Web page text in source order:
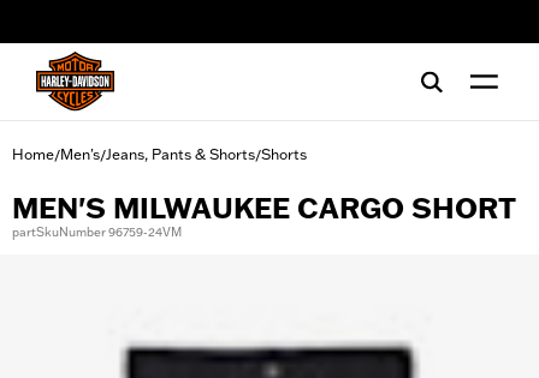
Home/Men's/Jeans, Pants & Shorts/Shorts
MEN'S MILWAUKEE CARGO SHORT
partSkuNumber 96759-24VM